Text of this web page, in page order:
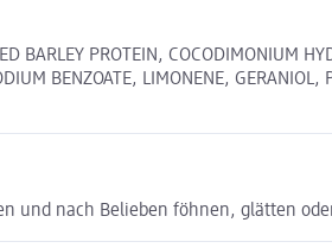
BARLEY PROTEIN, COCODIMONIUM
BENZOATE, LIMONENE, GERANIOL,
und nach Belieben föhnen, glätten